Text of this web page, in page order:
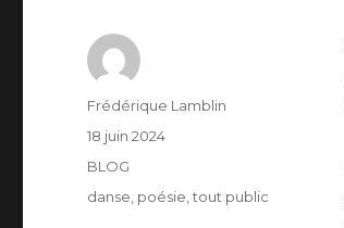
Auteur
Frédérique Lamblin
Publié
18 juin 2024
Catégories
BLOG
Étiquettes
danse poésie ,tout public